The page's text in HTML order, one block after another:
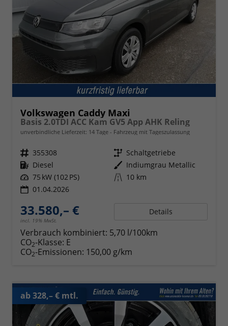
Volkswagen Caddy Maxi
Basis 2.0TDI ACC Kam GV5 App AHK Reling
unverbindliche Lieferzeit: 14 Tage Fahrzeug mit Tageszulassung
Fahrzeugnr. 355308 Getriebe Schaltgetriebe
Kraftstoff Diesel Außenfarbe Indiumgrau Metallic
Leistung 75 kW (102 PS) Kilometerstand 10 km
01.04.2026
33.580,– €
incl. 19% MwSt.
Details
Verbrauch kombiniert: 5,70 l/100km
CO2-Klasse: E
CO2-Emissionen: 150,00 g/km
ab 328,– € mtl.